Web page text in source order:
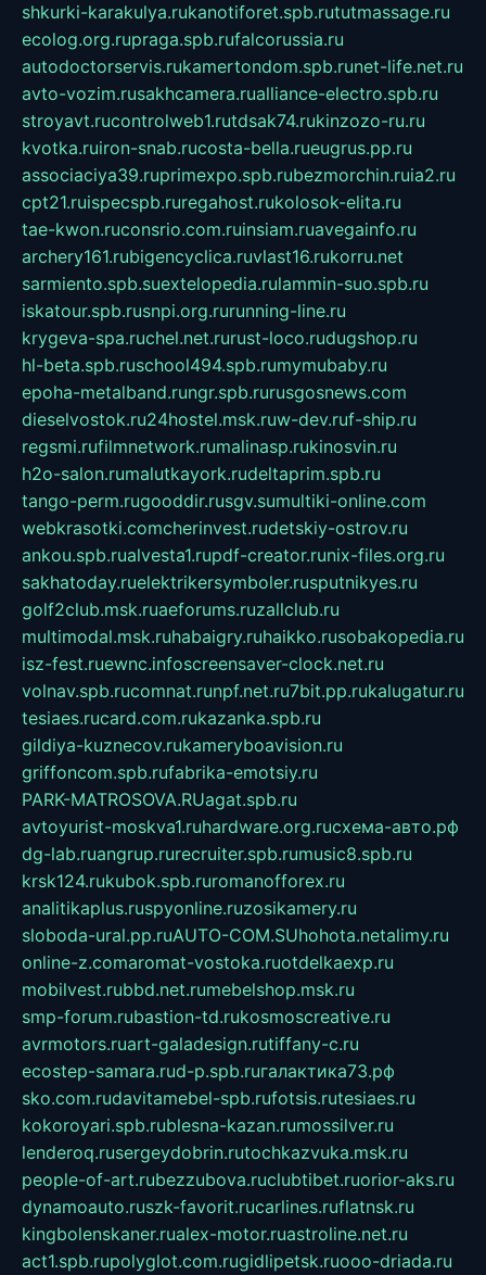
shkurki-karakulya.rukanotiforet.spb.rututmassage.ru
ecolog.org.rupraga.spb.rufalcorussia.ru
autodoctorservis.rukamertondom.spb.runet-life.net.ru
avto-vozim.rusakhcamera.rualliance-electro.spb.ru
stroyavt.rucontrolweb1.rutdsak74.rukinzozo-ru.ru
kvotka.ruiron-snab.rucosta-bella.rueugrus.pp.ru
associaciya39.ruprimexpo.spb.rubezmorchin.ruia2.ru
cpt21.ruispecspb.ruregahost.rukolosok-elita.ru
tae-kwon.ruconsrio.com.ruinsiam.ruavegainfo.ru
archery161.rubigencyclica.ruvlast16.rukorru.net
sarmiento.spb.suextelopedia.rulammin-suo.spb.ru
iskatour.spb.rusnpi.org.rurunning-line.ru
krygeva-spa.ruchel.net.rurust-loco.rudugshop.ru
hl-beta.spb.ruschool494.spb.rumymubaby.ru
epoha-metalband.rungr.spb.rurusgosnews.com
dieselvostok.ru24hostel.msk.ruw-dev.ruf-ship.ru
regsmi.rufilmnetwork.rumalinasp.rukinosvin.ru
h2o-salon.rumalutkayork.rudeltaprim.spb.ru
tango-perm.rugooddir.rusgv.sumultiki-online.com
webkrasotki.comcherinvest.rudetskiy-ostrov.ru
ankou.spb.rualvesta1.rupdf-creator.runix-files.org.ru
sakhatoday.ruelektrikersymboler.rusputnikyes.ru
golf2club.msk.ruaeforums.ruzallclub.ru
multimodal.msk.ruhabaigry.ruhaikko.rusobakopedia.ru
isz-fest.ruewnc.infoscreensaver-clock.net.ru
volnav.spb.rucomnat.runpf.net.ru7bit.pp.rukalugatur.ru
tesiaes.rucard.com.rukazanka.spb.ru
gildiya-kuznecov.rukameryboavision.ru
griffoncom.spb.rufabrika-emotsiy.ru
PARK-MATROSOVA.RUagat.spb.ru
avtoyurist-moskva1.ruhardware.org.ruсхема-авто.рф
dg-lab.ruangrup.rurecruiter.spb.rumusic8.spb.ru
krsk124.rukubok.spb.ruromanofforex.ru
analitikaplus.ruspyonline.ruzosikamery.ru
sloboda-ural.pp.ruAUTO-COM.SUhohota.netalimy.ru
online-z.comaromat-vostoka.ruotdelkaexp.ru
mobilvest.rubbd.net.rumebelshop.msk.ru
smp-forum.rubastion-td.rukosmoscreative.ru
avrmotors.ruart-galadesign.rutiffany-c.ru
ecostep-samara.rud-p.spb.ruгалактика73.рф
sko.com.rudavitamebel-spb.rufotsis.rutesiaes.ru
kokoroyari.spb.rublesna-kazan.rumossilver.ru
lenderoq.rusergeydobrin.rutochkazvuka.msk.ru
people-of-art.rubezzubova.ruclubtibet.ruorior-aks.ru
dynamoauto.ruszk-favorit.rucarlines.ruflatnsk.ru
kingbolenskaner.rualex-motor.ruastroline.net.ru
act1.spb.rupolyglot.com.rugidlipetsk.ruooo-driada.ru